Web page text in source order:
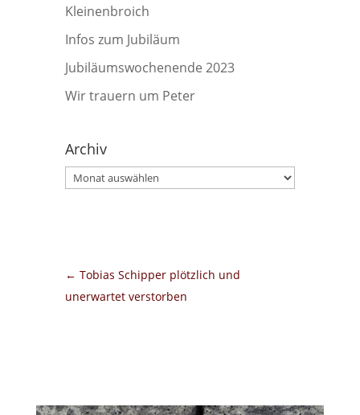
Kleinenbroich
Infos zum Jubiläum
Jubiläumswochenende 2023
Wir trauern um Peter
Archiv
Archiv
← Tobias Schipper plötzlich und
unerwartet verstorben